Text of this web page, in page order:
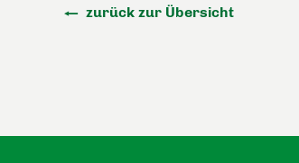
zurück zur Übersicht